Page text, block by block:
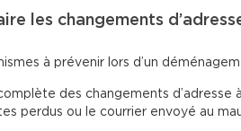
les changements
à prévenir lors d’un
des changements d’adresse
perdus ou le courrier envoyé au